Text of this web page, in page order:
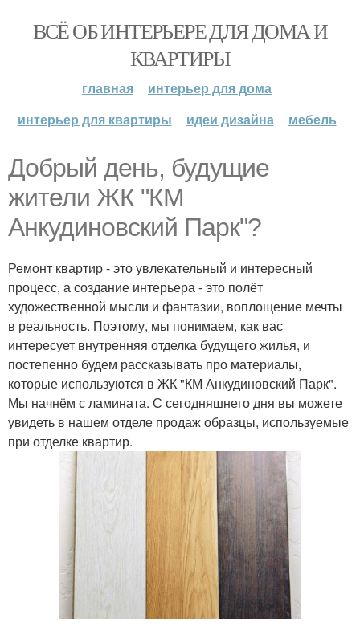
ВСЁ ОБ ИНТЕРЬЕРЕ ДЛЯ ДОМА И
КВАРТИРЫ
главная
интерьер для дома
интерьер для квартиры
идеи дизайна мебель
Добрый день, будущие
жители ЖК "КМ
Анкудиновский Парк"?
Ремонт квартир - это увлекательный и интересный
процесс, а создание интерьера - это полёт
художественной мысли и фантазии, воплощение мечты
в реальность. Поэтому, мы понимаем, как вас
интересует внутренняя отделка будущего жилья, и
постепенно будем рассказывать про материалы,
которые используются в ЖК "КМ Анкудиновский Парк".
Мы начнём с ламината. С сегодняшнего дня вы можете
увидеть в нашем отделе продаж образцы, используемые
при отделке квартир.